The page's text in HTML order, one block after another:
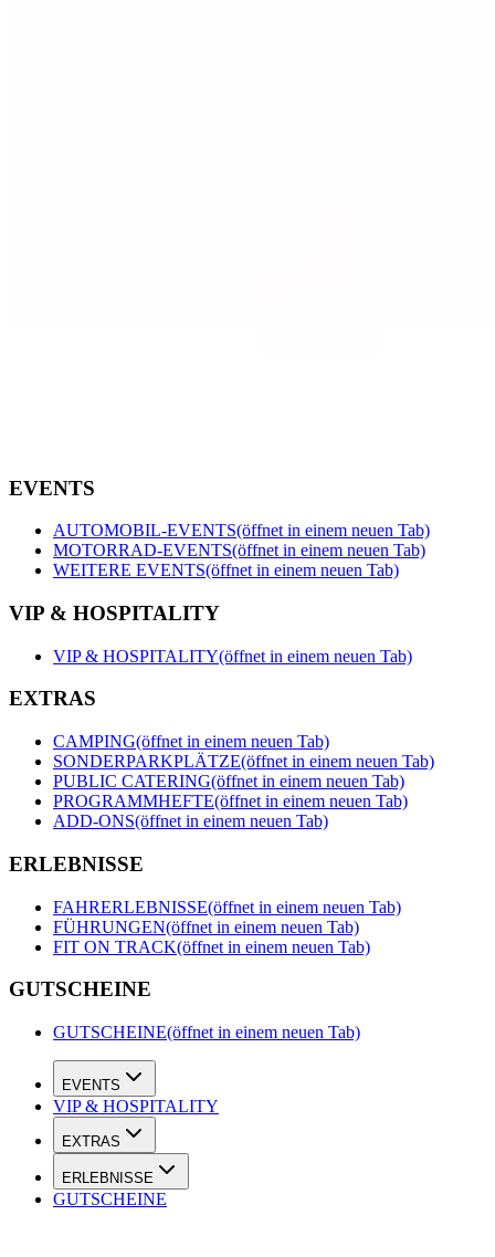
EVENTS
AUTOMOBIL-EVENTS(öffnet in einem neuen Tab)
MOTORRAD-EVENTS(öffnet in einem neuen Tab)
WEITERE EVENTS(öffnet in einem neuen Tab)
VIP & HOSPITALITY
VIP & HOSPITALITY(öffnet in einem neuen Tab)
EXTRAS
CAMPING(öffnet in einem neuen Tab)
SONDERPARKPLÄTZE(öffnet in einem neuen Tab)
PUBLIC CATERING(öffnet in einem neuen Tab)
PROGRAMMHEFTE(öffnet in einem neuen Tab)
ADD-ONS(öffnet in einem neuen Tab)
ERLEBNISSE
FAHRERLEBNISSE(öffnet in einem neuen Tab)
FÜHRUNGEN(öffnet in einem neuen Tab)
FIT ON TRACK(öffnet in einem neuen Tab)
GUTSCHEINE
GUTSCHEINE(öffnet in einem neuen Tab)
EVENTS
VIP & HOSPITALITY
EXTRAS
ERLEBNISSE
GUTSCHEINE